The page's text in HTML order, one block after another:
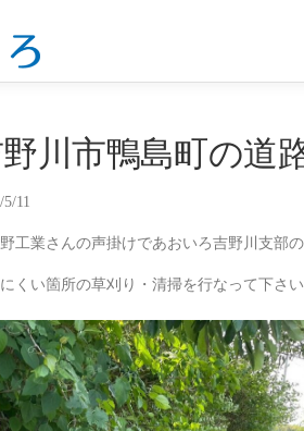
川市鴨島町の道
5/11
工業さんの声掛けであおいろ吉野川支部
くい箇所の草刈り・清掃を行なって下さい